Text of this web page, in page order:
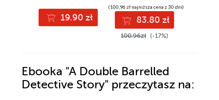
19.90 zł
(100,96 zł najniższa cena z 30 dni)
83.80 zł
100.96zł (-17%)
Ebooka "A Double Barrelled
Detective Story" przeczytasz na: